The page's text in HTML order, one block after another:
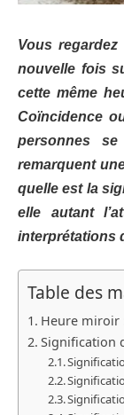
Vous
nouvelle fois
cette même
Coïncidence
personnes se
remarquent
quelle est la
elle autant
interprétations
Table des
Heure miroir
Signification